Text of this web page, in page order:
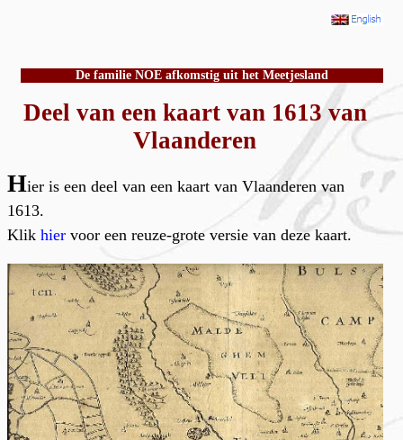
De familie NOE afkomstig uit het Meetjesland
Deel van een kaart van 1613 van
Vlaanderen
Hier is een deel van een kaart van Vlaanderen van
1613.
Klik hier voor een reuze-grote versie van deze kaart.